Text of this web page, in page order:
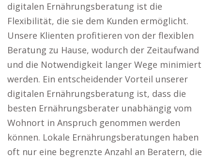
digitalen Ernährungsberatung ist die
Flexibilität, die sie dem Kunden ermöglicht.
Unsere Klienten profitieren von der flexiblen
Beratung zu Hause, wodurch der Zeitaufwand
und die Notwendigkeit langer Wege minimiert
werden. Ein entscheidender Vorteil unserer
digitalen Ernährungsberatung ist, dass die
besten Ernährungsberater unabhängig vom
Wohnort in Anspruch genommen werden
können. Lokale Ernährungsberatungen haben
oft nur eine begrenzte Anzahl an Beratern, die